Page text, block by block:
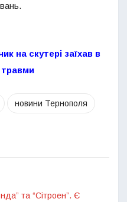
на скутері заїхав в
травми
новини Тернополя
та “Сітроен”. Є